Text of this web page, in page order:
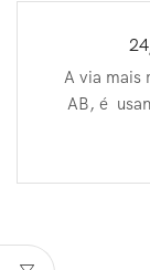
A via mais
AB, é